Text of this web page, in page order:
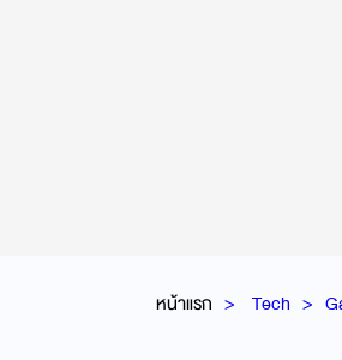
หน้าแรก Tech